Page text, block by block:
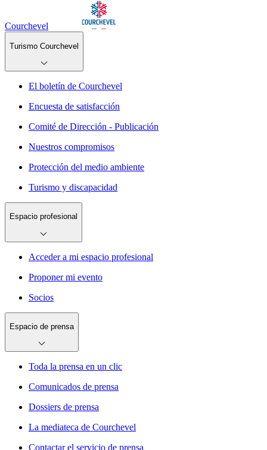
Courchevel
Turismo Courchevel
El boletín de Courchevel
Encuesta de satisfacción
Comité de Dirección - Publicación
Nuestros compromisos
Protección del medio ambiente
Turismo y discapacidad
Espacio profesional
Acceder a mi espacio profesional
Proponer mi evento
Socios
Espacio de prensa
Toda la prensa en un clic
Comunicados de prensa
Dossiers de prensa
La mediateca de Courchevel
Contactar el servicio de prensa